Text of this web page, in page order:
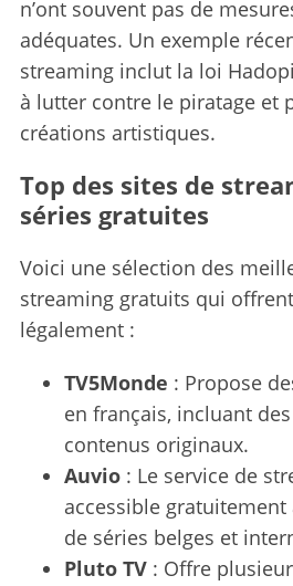
n’ont souvent pas de
adéquates. Un exemple
streaming inclut la loi
à lutter contre le piratage et
créations artistiques.
Top des sites de
séries gratuites
Voici une sélection des
streaming gratuits qui
légalement :
TV5Monde : Propose
en français, incluant
contenus originaux.
Auvio: Le service de
accessible
de séries belges et
Pluto TV: Offre